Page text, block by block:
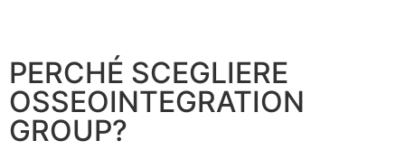
PERCHÉ SCEGLIERE
OSSEOINTEGRATION
GROUP?​